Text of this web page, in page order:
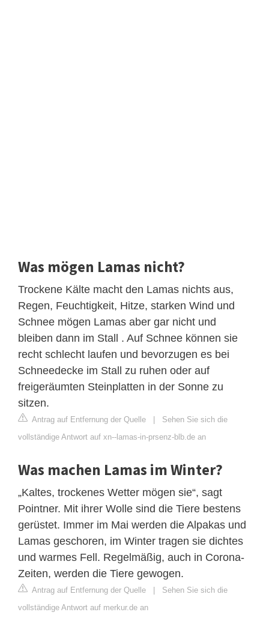
Was mögen Lamas nicht?
Trockene Kälte macht den Lamas nichts aus,
Regen, Feuchtigkeit, Hitze, starken Wind und
Schnee mögen Lamas aber gar nicht und
bleiben dann im Stall . Auf Schnee können sie
recht schlecht laufen und bevorzugen es bei
Schneedecke im Stall zu ruhen oder auf
freigeräumten Steinplatten in der Sonne zu
sitzen.
Antrag auf Entfernung der Quelle | Sehen Sie sich die
vollständige Antwort auf xn--lamas-in-prsenz-blb.de an
Was machen Lamas im Winter?
„Kaltes, trockenes Wetter mögen sie“, sagt
Pointner. Mit ihrer Wolle sind die Tiere bestens
gerüstet. Immer im Mai werden die Alpakas und
Lamas geschoren, im Winter tragen sie dichtes
und warmes Fell. Regelmäßig, auch in Corona-
Zeiten, werden die Tiere gewogen.
Antrag auf Entfernung der Quelle | Sehen Sie sich die
vollständige Antwort auf merkur.de an